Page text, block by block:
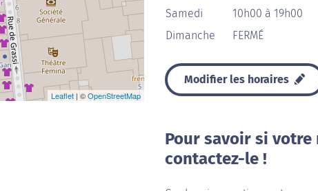
Leaflet | ©OpenStreetMap
Samedi
10h00 à 19h00
Dimanche
FERMÉ
Modifier les horaires
Pour savoir si votre
contactez-le !